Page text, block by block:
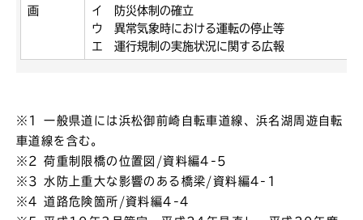
画
イ 防災体制の確立
ウ 異常気象時における運転の停止等
エ 運行規制の実施状況に関する広報
※1 一般県道には浜松御前崎自転車道線、浜名湖周遊自転
車道線を含む。
※2 荷重制限橋の位置図/資料編4-5
※3 水防上重大な影響のある橋梁/資料編4-1
※4 道路危険箇所/資料編4-4